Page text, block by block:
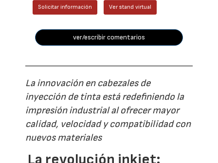
Solicitar información Ver stand virtual
ver/escribir comentarios
La innovación en cabezales de
inyección de tinta está redefiniendo la
impresión industrial al ofrecer mayor
calidad, velocidad y compatibilidad con
nuevos materiales